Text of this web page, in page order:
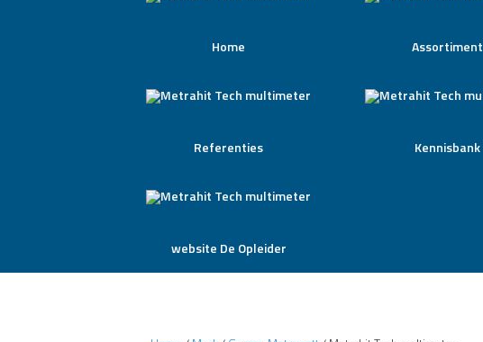
Home Assortiment
Referenties Kennisbank
website De Opleider